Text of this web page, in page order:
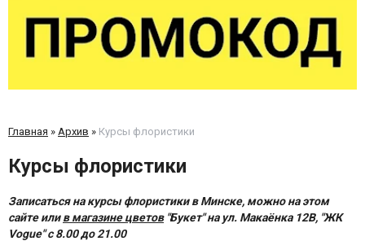
Главная » Архив » Курсы флористики
Курсы флористики
Записаться на курсы флористики в Минске, можно на этом
сайте илив магазине цветов"Букет" на ул. Макаёнка 12В, "ЖК
Vogue" с 8.00 до 21.00